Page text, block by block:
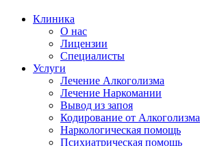
Клиника
О нас
Лицензии
Специалисты
Услуги
Лечение Алкоголизма
Лечение Наркомании
Вывод из запоя
Кодирование от Алкоголизма
Наркологическая помощь
Психиатрическая помощь